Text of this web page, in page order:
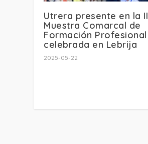
Utrera presente en la II
Muestra Comarcal de
Formación Profesional
celebrada en Lebrija
2025-05-22